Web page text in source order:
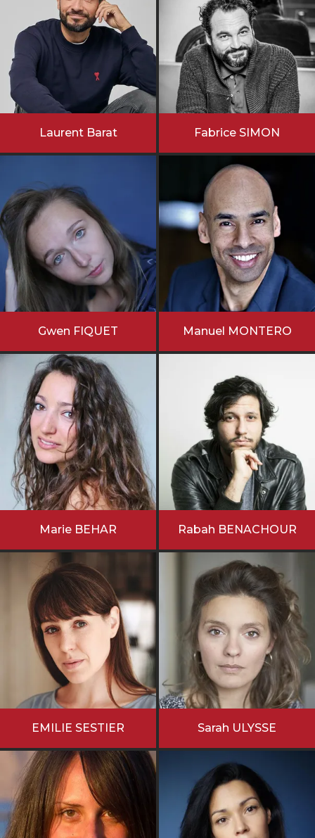
Laurent Barat Fabrice SIMON
Gwen FIQUET Manuel MONTERO
Marie BEHAR Rabah BENACHOUR
EMILIE SESTIER Sarah ULYSSE